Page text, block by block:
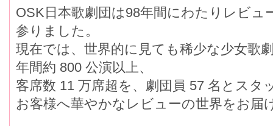
OSK日本歌劇団は98年間にわたりレビ
参りました。
現在では、世界的に見ても稀少な少女歌
年間約 800 公演以上、
客席数 11 万席超を、劇団員 57 名とスタ
お客様へ華やかなレビューの世界をお届